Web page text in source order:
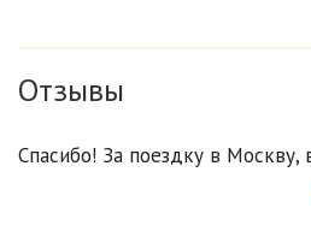
Отзывы
Спасибо! За поездку в Москву,